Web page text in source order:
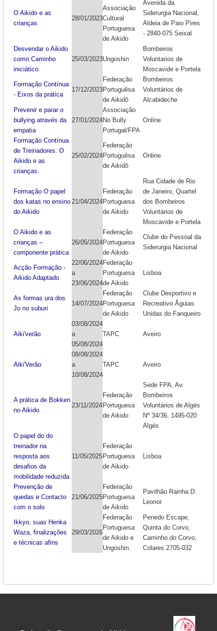
O Aikido e as
crianças
28/01/2023
Associação
Cultural
Portuguesa
de Aikido
Avenida da
Siderurgia Nacional,
Aldeia de Paio Pires
- 2840-075 Seixal
Desvendar o Aikido
como Caminho
iniciático
25/03/2023Ungoshin
Bombeiros
Voluntarios de
Moscavide e Portela
Formação Contínua
- Eixos da prática
17/12/2023
Federação
Portuguêsa
de Aikidô
Bombeiros
Voluntários de
Alcabideche
Prevenir e parar o
bullying através da
empatia
27/01/2024
Associação
No Bully
Portugal/FPA
Online
Formação Contínua
de Treinadores: O
Aikido e as
crianças.
25/02/2024
Federação
Portuguêsa
de Aikidô
Online
Formação O papel
dos katas no ensino
do Aikido
21/04/2024
Federação
Portuguesa
de Aikido
Rua Cidade de Rio
de Janeiro, Quartel
dos Bombeiros
Voluntários de
Moscavide e Portela
O Aikido e as
crianças –
componente prática
26/05/2024
Federação
Portuguesa
de Aikido
Clube do Pessoal da
Siderurgia Nacional
Acção Formação -
Aikido Adaptado
22/06/2024
a
23/06/2024
Federação
Portuguesa
de Aikido
Lisboa
As formas ura dos
Jo no suburi
14/07/2024
Federação
Portuguesa
de Aikido
Clube Desportivo e
Recreativo Åguias
Unidas do Fanqueiro
Aiki'verão
03/08/2024
a
05/08/2024
TAPC Aveiro
Aiki'Verão
08/08/2024
a
10/08/2024
TAPC Aveiro
A prática de Bokken
no Aikido
23/11/2024
Federação
Portuguesa
de Aikido
Sede FPA, Av.
Bombeiros
Voluntários de Algés
Nº 34/36, 1495-020
Algés
O papel do do
treinador na
resposta aos
desafios da
mobilidade reduzida
11/05/2025
Federação
Portuguesa
de Aikido
Lisboa
Prevenção de
quedas e Contacto
com o solo
21/06/2025
Federação
Portuguesa
de Aikido
Pavilhão Rainha D.
Leonor
Ikkyo, suas Henka
Waza, finalizações
e técnicas afins
29/03/2026
Federação
Portuguesa
de Aikido e
Ungoshin
Penedo Escape,
Quinta do Corvo,
Caminho do Corvo,
Colares 2705-032